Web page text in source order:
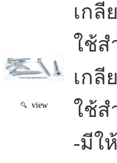
view
เกลี
ใช้
เกลี
ใช้ส
-มีใ